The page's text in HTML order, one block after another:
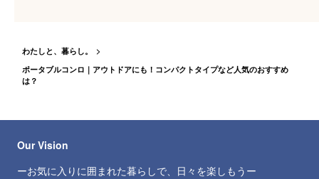
わたしと、暮らし。
ポータブルコンロ｜アウトドアにも！コンパクトタイプなど人気のおすすめ
は？
Our Vision
ーお気に入りに囲まれた暮らしで、日々を楽しもうー